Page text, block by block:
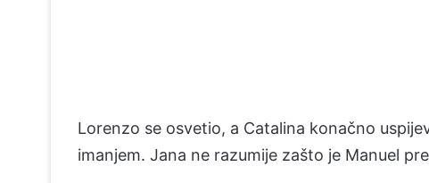
Lorenzo se osvetio, a Catalina konačno
imanjem. Jana ne razumije zašto je Manuel